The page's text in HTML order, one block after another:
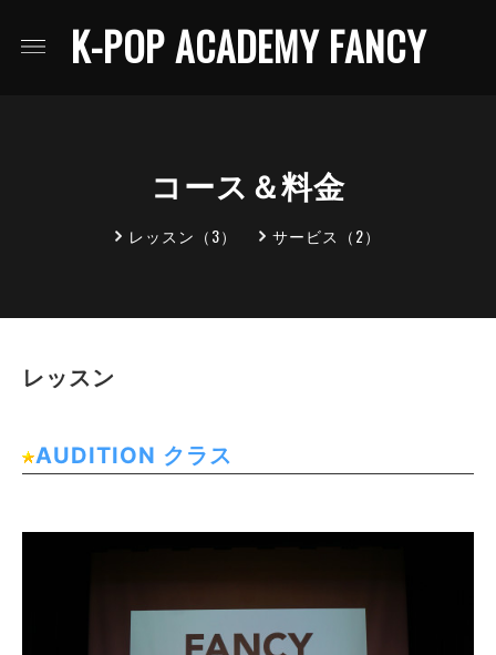
K-POP ACADEMY FANCY
コース＆料金
レッスン（3） サービス（2）
レッスン
AUDITION クラス